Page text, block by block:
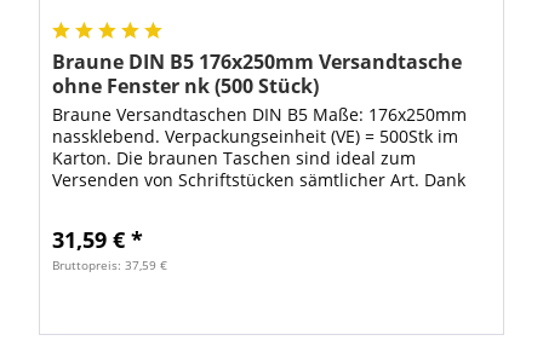
Braune DIN B5 176x250mm Versandtasche
ohne Fenster nk (500 Stück)
Braune Versandtaschen DIN B5 Maße: 176x250mm
nassklebend. Verpackungseinheit (VE) = 500Stk im
Karton. Die braunen Taschen sind ideal zum
Versenden von Schriftstücken sämtlicher Art. Dank
31,59 € *
Bruttopreis: 37,59 €